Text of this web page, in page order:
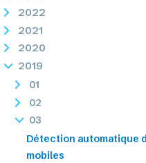
2022
2021
2020
2019
01
02
03
Détection automatique
mobiles